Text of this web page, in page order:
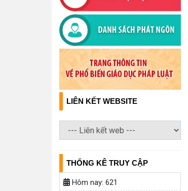
LIÊN KẾT WEBSITE
THỐNG KÊ TRUY CẬP
Hôm nay: 621